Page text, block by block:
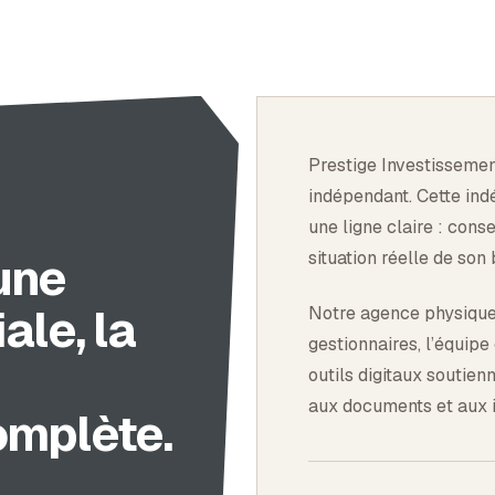
la
Prestige
indépendant. Cette
une ligne claire :
situation réelle de
Notre agence
gestionnaires,
outils digitaux
aux documents et aux